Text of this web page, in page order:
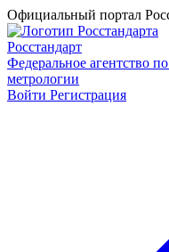
Официальный портал
Росстандарт
Федеральное агентство
метрологии
Войти Регистрация